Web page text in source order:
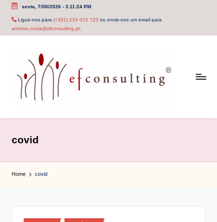
Skip
sexta, 7/08/2026- 3:11:24 PM
Ligue-nos para (+351) 224 015 725 ou envie-nos um email para
antonio.costa@efconsulting.pt.
c
o
n
u
covid
Home covid